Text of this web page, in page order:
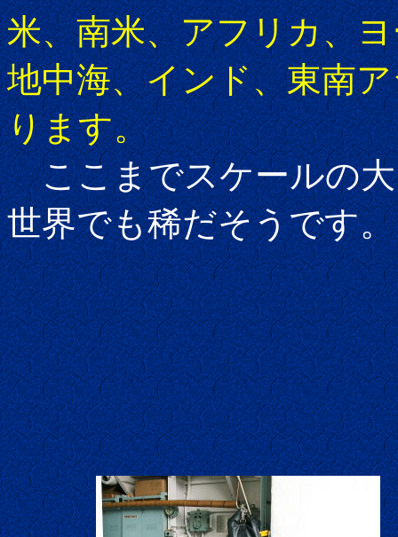
米、南米、アフリカ、
地中海、インド、東南
ります。
ここまでスケールの大
世界でも稀だそうです。